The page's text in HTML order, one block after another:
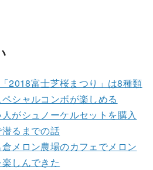
2018富士芝桜まつり」は8種類
シャルコンボが楽しめる
人がシュノーケルセットを購入
るまでの話
倉メロン農場のカフェでメロン
しんできた